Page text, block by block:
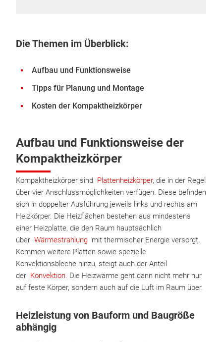
Die Themen im Überblick:
Aufbau und Funktionsweise
Tipps für Planung und Montage
Kosten der Kompaktheizkörper
Aufbau und Funktionsweise der
Kompaktheizkörper
Kompaktheizkörper sind Plattenheizkörper, die in der Regel
über vier Anschlussmöglichkeiten verfügen. Diese befinden
sich in doppelter Ausführung jeweils links und rechts am
Heizkörper. Die Heizflächen bestehen aus mindestens
einer Heizplatte, die den Raum hauptsächlich
über Wärmestrahlung mit thermischer Energie versorgt.
Kommen weitere Platten sowie spezielle
Konvektionsbleche hinzu, steigt auch der Anteil
der Konvektion. Die Heizwärme geht dann nicht mehr nur
auf feste Körper, sondern auch auf die Luft im Raum über.
Heizleistung von Bauform und Baugröße
abhängig